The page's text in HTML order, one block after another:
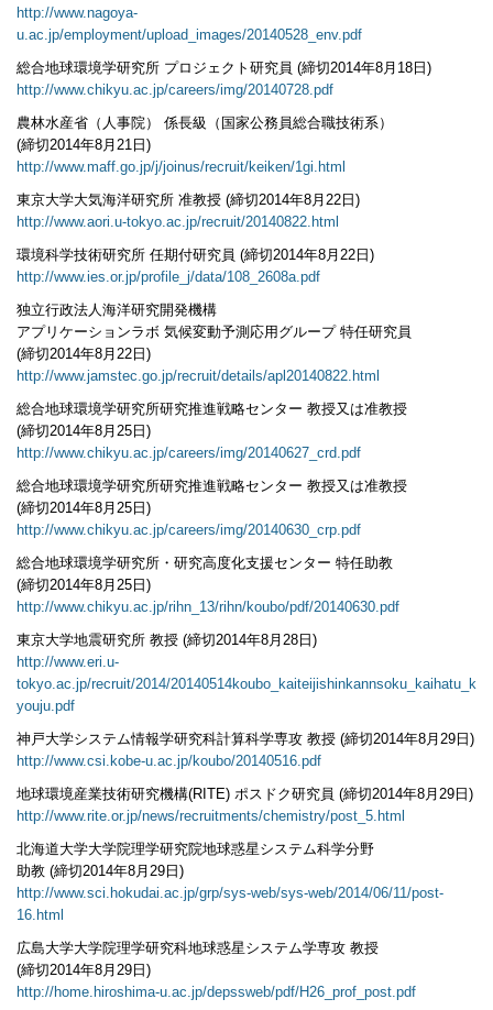
http://www.nagoya-
u.ac.jp/employment/upload_images/20140528_env.pdf
総合地球環境学研究所 プロジェクト研究員 (締切2014年8月18日)
http://www.chikyu.ac.jp/careers/img/20140728.pdf
農林水産省（人事院） 係長級（国家公務員総合職技術系）
(締切2014年8月21日)
http://www.maff.go.jp/j/joinus/recruit/keiken/1gi.html
東京大学大気海洋研究所 准教授 (締切2014年8月22日)
http://www.aori.u-tokyo.ac.jp/recruit/20140822.html
環境科学技術研究所 任期付研究員 (締切2014年8月22日)
http://www.ies.or.jp/profile_j/data/108_2608a.pdf
独立行政法人海洋研究開発機構
アプリケーションラボ 気候変動予測応用グループ 特任研究員
(締切2014年8月22日)
http://www.jamstec.go.jp/recruit/details/apl20140822.html
総合地球環境学研究所研究推進戦略センター 教授又は准教授
(締切2014年8月25日)
http://www.chikyu.ac.jp/careers/img/20140627_crd.pdf
総合地球環境学研究所研究推進戦略センター 教授又は准教授
(締切2014年8月25日)
http://www.chikyu.ac.jp/careers/img/20140630_crp.pdf
総合地球環境学研究所・研究高度化支援センター 特任助教
(締切2014年8月25日)
http://www.chikyu.ac.jp/rihn_13/rihn/koubo/pdf/20140630.pdf
東京大学地震研究所 教授 (締切2014年8月28日)
http://www.eri.u-
tokyo.ac.jp/recruit/2014/20140514koubo_kaiteijishinkannsoku_kaihatu_k
youju.pdf
神戸大学システム情報学研究科計算科学専攻 教授 (締切2014年8月29日)
http://www.csi.kobe-u.ac.jp/koubo/20140516.pdf
地球環境産業技術研究機構(RITE) ポスドク研究員 (締切2014年8月29日)
http://www.rite.or.jp/news/recruitments/chemistry/post_5.html
北海道大学大学院理学研究院地球惑星システム科学分野
助教 (締切2014年8月29日)
http://www.sci.hokudai.ac.jp/grp/sys-web/sys-web/2014/06/11/post-
16.html
広島大学大学院理学研究科地球惑星システム学専攻 教授
(締切2014年8月29日)
http://home.hiroshima-u.ac.jp/depssweb/pdf/H26_prof_post.pdf